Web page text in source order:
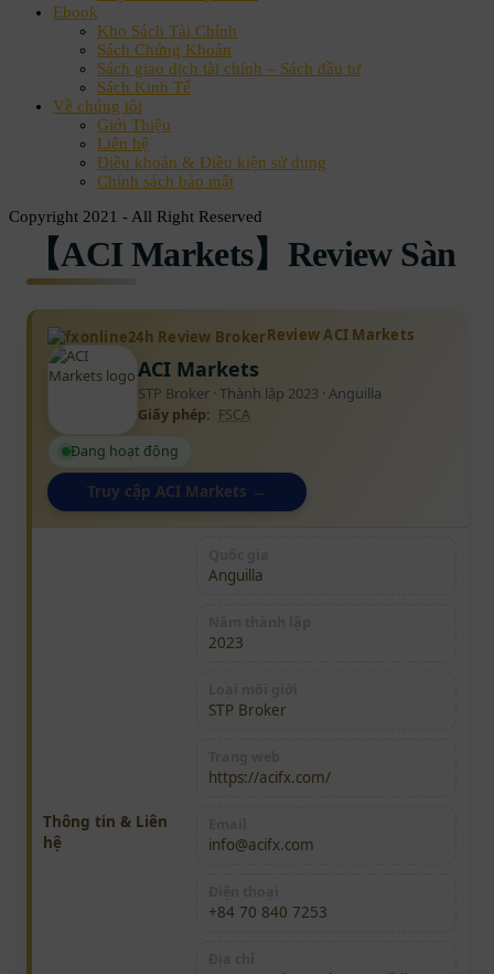
Ebook
Kho Sách Tài Chính
Sách Chứng Khoán
Sách giao dịch tài chính – Sách đầu tư
Sách Kinh Tế
Về chúng tôi
Giới Thiệu
Liên hệ
Điều khoản & Điều kiện sử dụng
Chính sách bảo mật
Copyright 2021 - All Right Reserved
【ACI Markets】Review Sàn
Review ACI Markets
ACI Markets
STP Broker · Thành lập 2023 · Anguilla
Giấy phép: FSCA
Đang hoạt động
Truy cập ACI Markets →
Thông tin & Liên
hệ
Anguilla
2023
STP Broker
https://acifx.com/
info@acifx.com
+84 70 840 7253